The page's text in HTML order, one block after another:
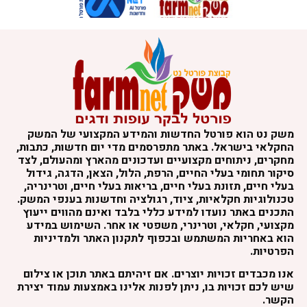
משק נט הוא פורטל החדשות והמידע המקצועי של המשק
החקלאי בישראל. באתר מתפרסמים מדי יום חדשות, כתבות,
מחקרים, ניתוחים מקצועיים ועדכונים מהארץ ומהעולם, לצד
סיקור תחומי בעלי החיים, הרפת, הלול, הצאן, הדגה, גידול
בעלי חיים, תזונת בעלי חיים, בריאות בעלי חיים, וטרינריה,
טכנולוגיות חקלאיות, ציוד, רגולציה וחדשנות בענפי המשק.
התכנים באתר נועדו למידע כללי בלבד ואינם מהווים ייעוץ
מקצועי, חקלאי, וטרינרי, משפטי או אחר. השימוש במידע
הוא באחריות המשתמש ובכפוף לתקנון האתר ולמדיניות
הפרטיות.
אנו מכבדים זכויות יוצרים. אם זיהיתם באתר תוכן או צילום
שיש לכם זכויות בו, ניתן לפנות אלינו באמצעות עמוד יצירת
הקשר.